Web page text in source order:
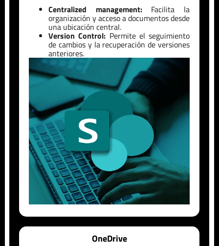
Centralized management:Facilita la
organización y acceso a documentos desde
una ubicación central.
Version Control: Permite el seguimiento
de cambios y la recuperación de versiones
anteriores.
OneDrive